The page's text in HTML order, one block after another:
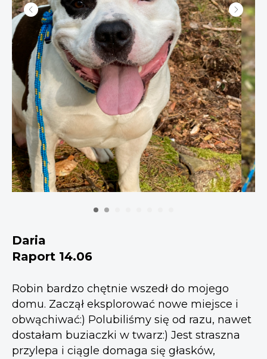
Daria
Raport 14.06
Robin bardzo chętnie wszedł do mojego
domu. Zaczął eksplorować nowe miejsce i
obwąchiwać:) Polubiliśmy się od razu, nawet
dostałam buziaczki w twarz:) Jest straszna
przylepa i ciągle domaga się głasków,